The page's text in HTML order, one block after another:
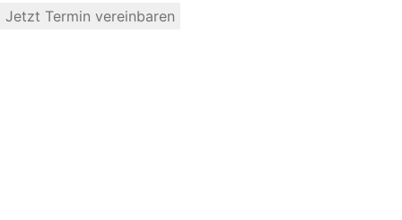
Jetzt Termin vereinbaren